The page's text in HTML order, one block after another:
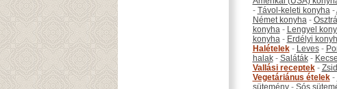
- Távol-keleti konyha-
Német konyha-
konyha- Lengyel
konyha- Erdélyi
Halételek- Leves-
halak- Saláták-
Vallási receptek-
Vegetáriánus ételek-
sütemény- Sós